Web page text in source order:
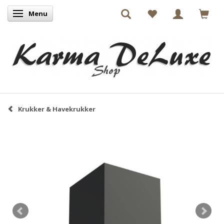
Skifte navigation
Menu
Krukker & Havekrukker